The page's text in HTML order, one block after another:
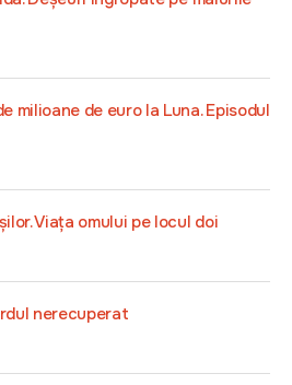
milioane de euro la Luna. Episodul
Viața omului pe locul doi
nerecuperat